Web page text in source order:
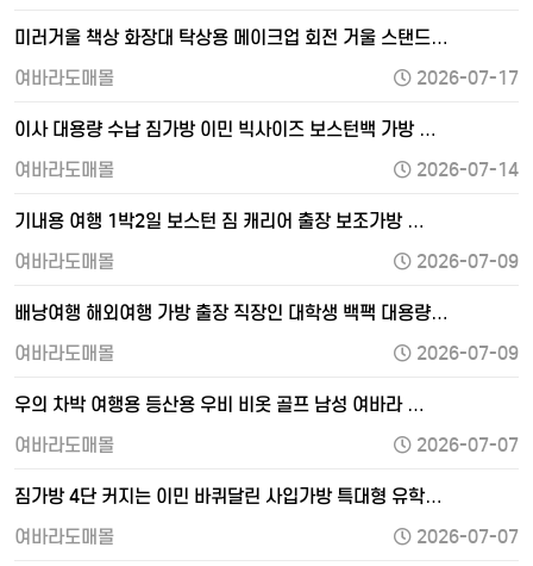
미러거울 책상 화장대 탁상용 메이크업 회전 거울 스탠드…
여바라도매몰
2026-07-17
이사 대용량 수납 짐가방 이민 빅사이즈 보스턴백 가방 …
여바라도매몰
2026-07-14
기내용 여행 1박2일 보스턴 짐 캐리어 출장 보조가방 …
여바라도매몰
2026-07-09
배낭여행 해외여행 가방 출장 직장인 대학생 백팩 대용량…
여바라도매몰
2026-07-09
우의 차박 여행용 등산용 우비 비옷 골프 남성 여바라 …
여바라도매몰
2026-07-07
짐가방 4단 커지는 이민 바퀴달린 사입가방 특대형 유학…
여바라도매몰
2026-07-07